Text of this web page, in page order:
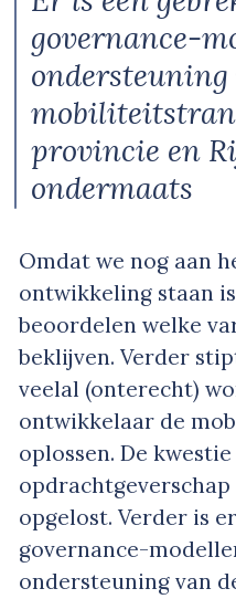
governance-
ondersteuning
provincie en
ondermaats
Omdat we nog aan
ontwikkeling staan
beoordelen welke
beklijven. Verder
veelal (onterecht)
ontwikkelaar de
oplossen. De
opgelost. Verder is
governance-
ondersteuning van